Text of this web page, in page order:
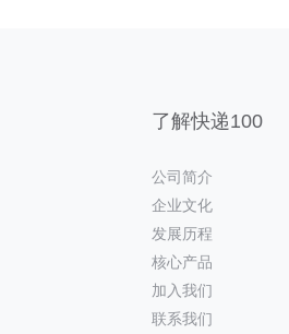
了解快递100
公司简介
企业文化
发展历程
核心产品
加入我们
联系我们